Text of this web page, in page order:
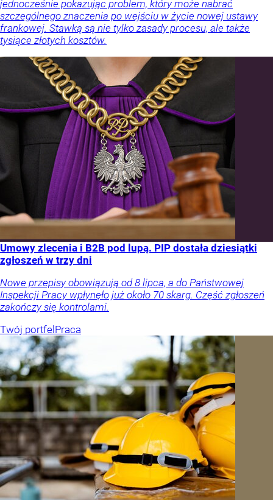
jednocześnie pokazując problem, który może nabrać
szczególnego znaczenia po wejściu w życie nowej ustawy
frankowej. Stawką są nie tylko zasady procesu, ale także
tysiące złotych kosztów.
Umowy zlecenia i B2B pod lupą. PIP dostała dziesiątki
zgłoszeń w trzy dni
Nowe przepisy obowiązują od 8 lipca, a do Państwowej
Inspekcji Pracy wpłynęło już około 70 skarg. Część zgłoszeń
zakończy się kontrolami.
Twój portfel Praca